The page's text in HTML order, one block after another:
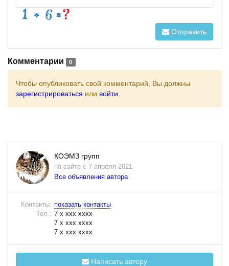
Отправить
Комментарии 0
Чтобы опубликовать свой комментарий, Вы должны
зарегистрироваться или войти
КОЭМЗ групп
на сайте с 7 апреля 2021
Все объявления автора
Контакты: показать контакты
Тел.: 7 x xxx xxxx
7 x xxx xxxx
7 x xxx xxxx
Написать автору